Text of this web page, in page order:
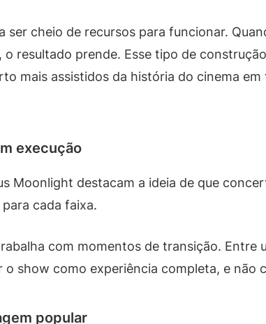
ser cheio de recursos para funcionar.
resultado prende. Esse tipo de
mais assistidos da história do cinema em
execução
Moonlight destacam a ideia de que
cada faixa.
com momentos de transição. Entre
show como experiência completa, e não
popular